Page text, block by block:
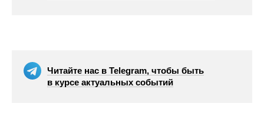
Читайте нас в Telegram, чтобы быть
в курсе актуальных событий